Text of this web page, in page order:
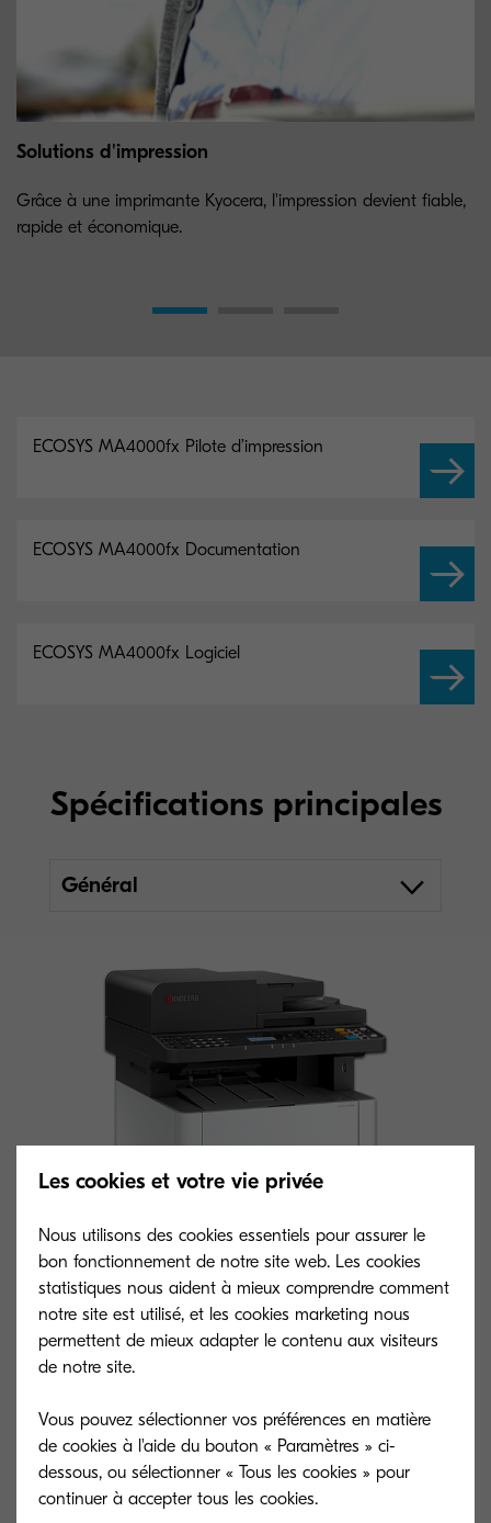
Solutions d'impression
Grâce à une imprimante Kyocera, l'impression devient fiable,
rapide et économique.
ECOSYS MA4000fx Pilote d’impression
ECOSYS MA4000fx Documentation
ECOSYS MA4000fx Logiciel
Spécifications principales
Général
Type général
Vitesse d’impression
Jusqu’à 40 pages A4 par minute
Les cookies et votre vie privée
Nous utilisons des cookies essentiels pour assurer le
bon fonctionnement de notre site web. Les cookies
statistiques nous aident à mieux comprendre comment
notre site est utilisé, et les cookies marketing nous
permettent de mieux adapter le contenu aux visiteurs
de notre site.
Vous pouvez sélectionner vos préférences en matière
de cookies à l'aide du bouton « Paramètres » ci-
dessous, ou sélectionner « Tous les cookies » pour
continuer à accepter tous les cookies.